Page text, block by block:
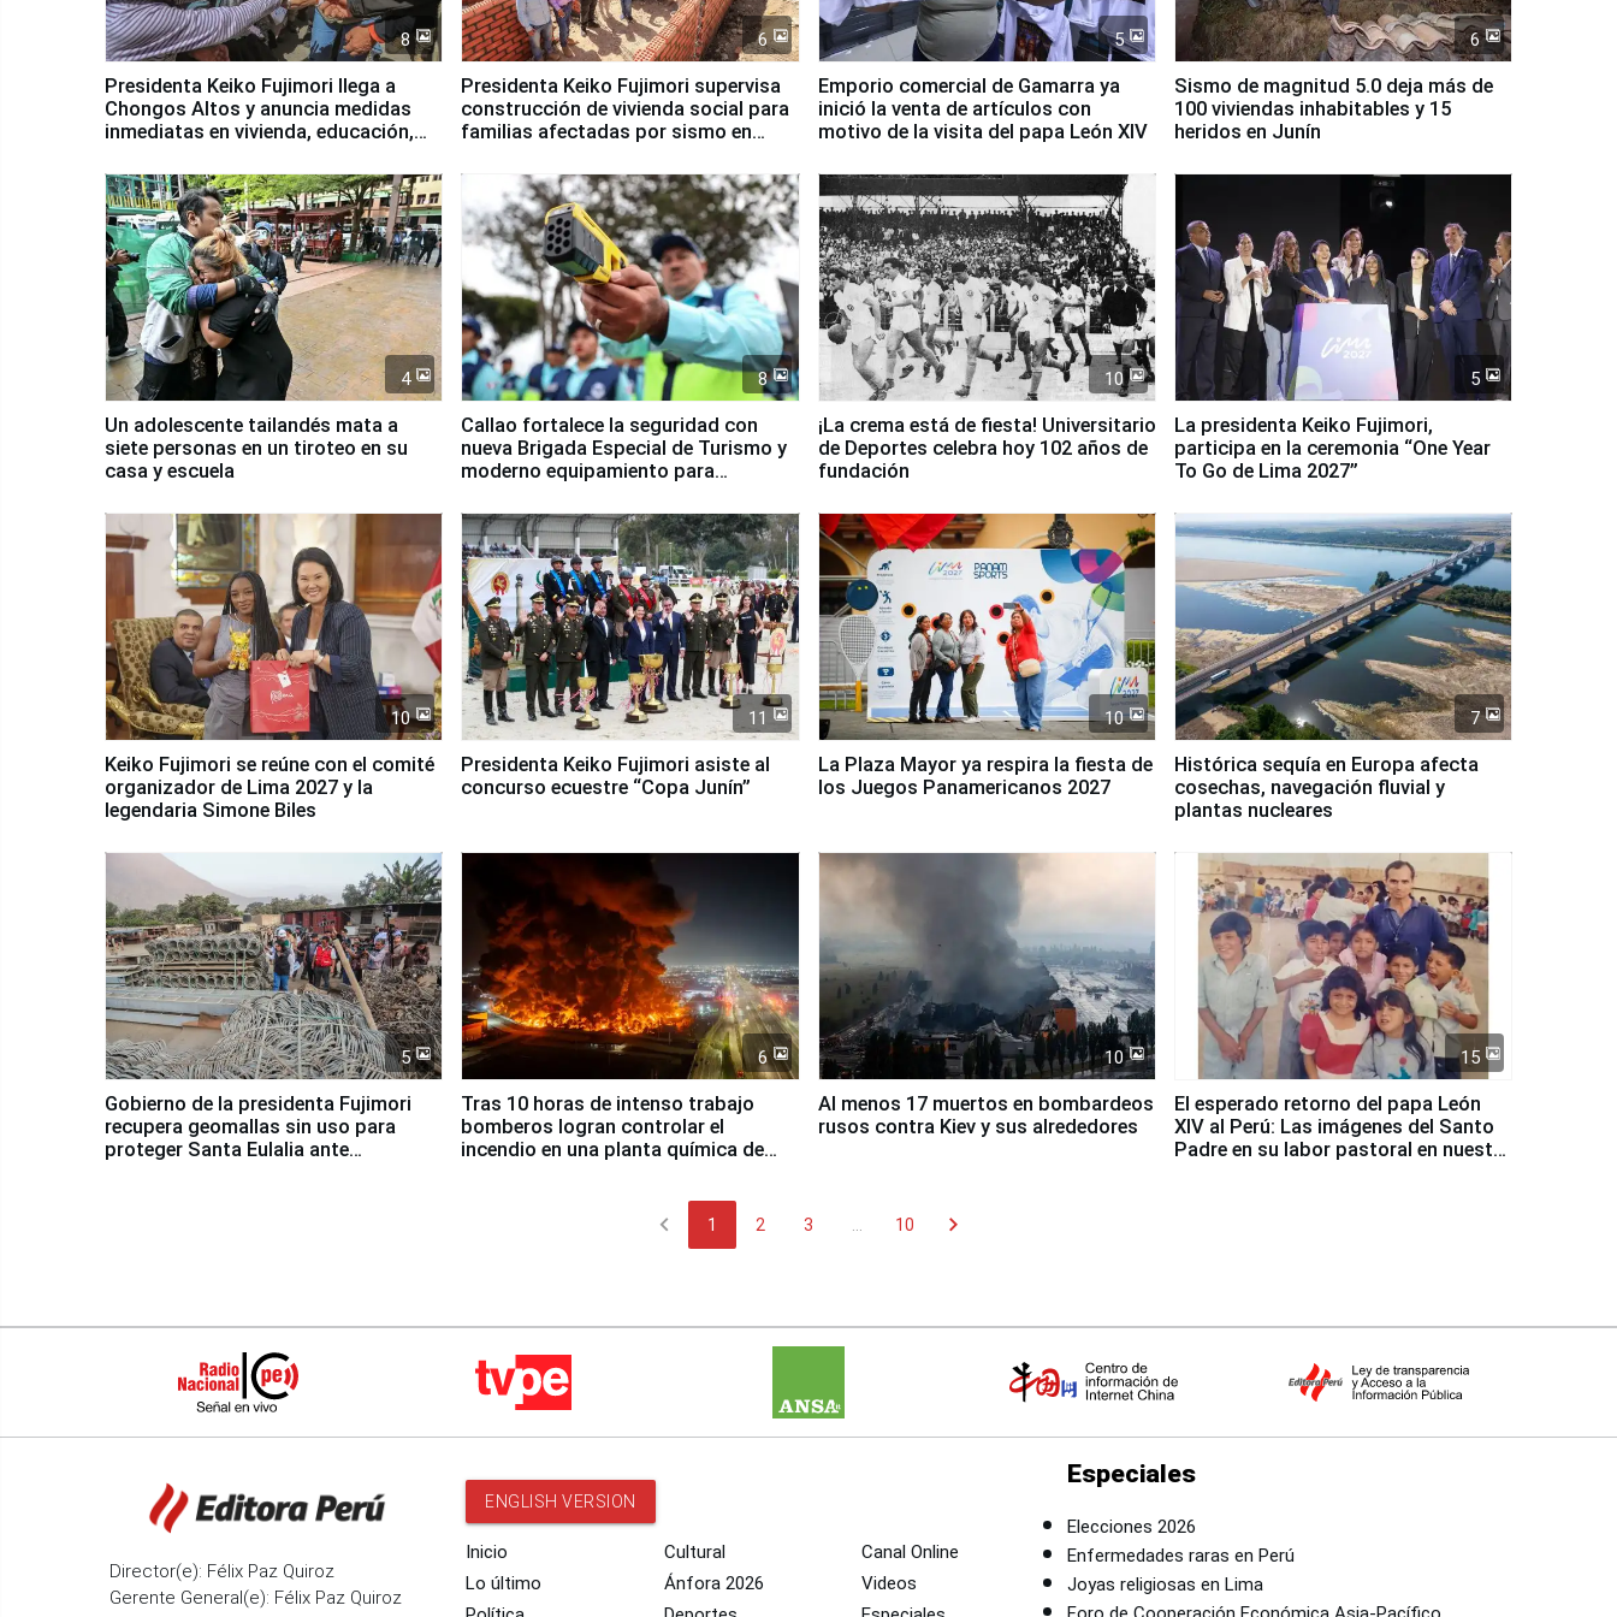
8
Presidenta Keiko Fujimori llega a
Chongos Altos y anuncia medidas
inmediatas en vivienda, educación,
6
Presidenta Keiko Fujimori supervisa
construcción de vivienda social para
familias afectadas por sismo en
5
Emporio comercial de Gamarra ya
inició la venta de artículos con
motivo de la visita del papa León XIV
6
Sismo de magnitud 5.0 deja más de
100 viviendas inhabitables y 15
heridos en Junín
4
Un adolescente tailandés mata a
siete personas en un tiroteo en su
casa y escuela
8
Callao fortalece la seguridad con
nueva Brigada Especial de Turismo y
moderno equipamiento para
10
¡La crema está de fiesta! Universitario
de Deportes celebra hoy 102 años de
fundación
5
La presidenta Keiko Fujimori,
participa en la ceremonia “One Year
To Go de Lima 2027”
10
Keiko Fujimori se reúne con el comité
organizador de Lima 2027 y la
legendaria Simone Biles
11
Presidenta Keiko Fujimori asiste al
concurso ecuestre “Copa Junín”
10
La Plaza Mayor ya respira la fiesta de
los Juegos Panamericanos 2027
7
Histórica sequía en Europa afecta
cosechas, navegación fluvial y
plantas nucleares
5
Gobierno de la presidenta Fujimori
recupera geomallas sin uso para
proteger Santa Eulalia ante
6
Tras 10 horas de intenso trabajo
bomberos logran controlar el
incendio en una planta química de
10
Al menos 17 muertos en bombardeos
rusos contra Kiev y sus alrededores
15
El esperado retorno del papa León
XIV al Perú: Las imágenes del Santo
Padre en su labor pastoral en nuestro
chevron_left 1 2 3 10 chevron_right
Director(e): Félix Paz Quiroz
Gerente General(e): Félix Paz Quiroz
ENGLISH VERSION
Inicio
Lo último
Cultural
Ánfora 2026
Canal Online
Videos
Especiales
Elecciones 2026
Enfermedades raras en Perú
Joyas religiosas en Lima